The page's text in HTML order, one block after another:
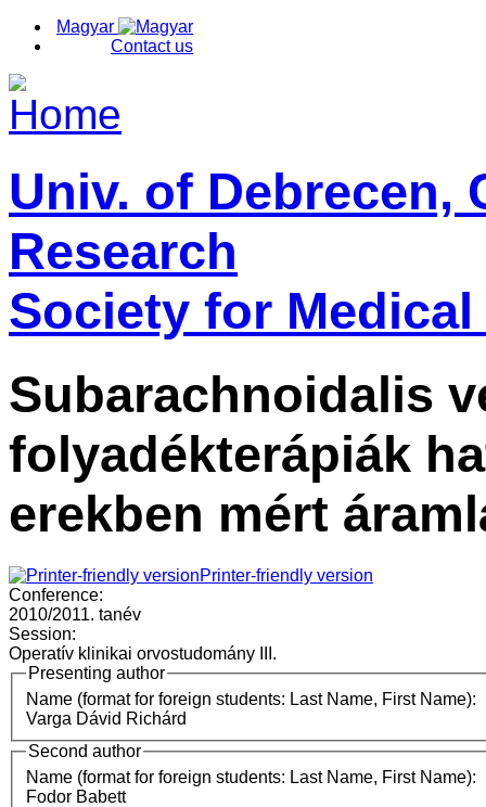
Magyar
Contact us
Univ. of Debrecen,
Research
Society for
Subarachnoidalis
folyadékterápiák
erekben mért
Printer-friendly version
Conference:
2010/2011. tanév
Session:
Operatív klinikai orvostudomány III.
Presenting author
Name (format for foreign students: Last Name, First Name):
Varga Dávid Richárd
Second author
Name (format for foreign students: Last Name, First Name):
Fodor Babett